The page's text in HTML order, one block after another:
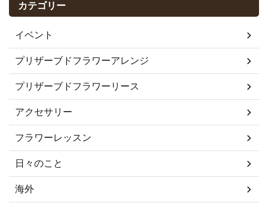
カテゴリー
イベント
プリザーブドフラワーアレンジ
プリザーブドフラワーリース
アクセサリー
フラワーレッスン
日々のこと
海外